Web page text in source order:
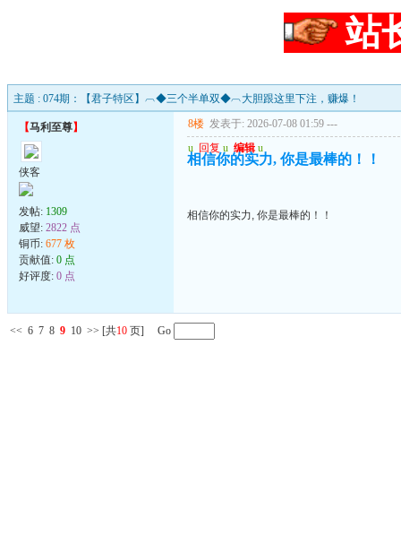
站
主题 : 074期：【君子特区】︹◆三个半单双◆︹大胆跟这里下注，赚爆！
【马利至尊】
侠客
发帖: 1309
威望: 2822 点
铜币: 677 枚
贡献值: 0 点
好评度: 0 点
8楼 发表于: 2026-07-08 01:59 ---
u 回复 u 编辑 u
相信你的实力, 你是最棒的！！
相信你的实力, 你是最棒的！！
<< 6 7 8 9 10 >> [共10 页] Go